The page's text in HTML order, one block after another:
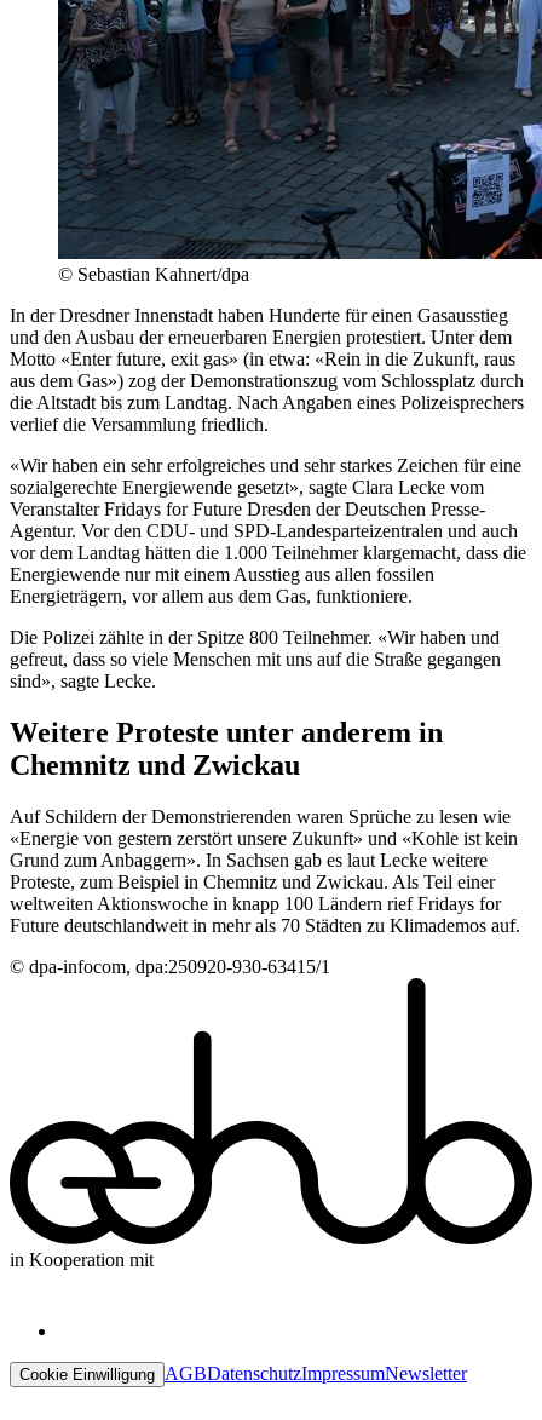
© Sebastian Kahnert/dpa
In der Dresdner Innenstadt haben Hunderte für einen Gasausstieg
und den Ausbau der erneuerbaren Energien protestiert. Unter dem
Motto «Enter future, exit gas» (in etwa: «Rein in die Zukunft, raus
aus dem Gas») zog der Demonstrationszug vom Schlossplatz durch
die Altstadt bis zum Landtag. Nach Angaben eines Polizeisprechers
verlief die Versammlung friedlich.
«Wir haben ein sehr erfolgreiches und sehr starkes Zeichen für eine
sozialgerechte Energiewende gesetzt», sagte Clara Lecke vom
Veranstalter Fridays for Future Dresden der Deutschen Presse-
Agentur. Vor den CDU- und SPD-Landesparteizentralen und auch
vor dem Landtag hätten die 1.000 Teilnehmer klargemacht, dass die
Energiewende nur mit einem Ausstieg aus allen fossilen
Energieträgern, vor allem aus dem Gas, funktioniere.
Die Polizei zählte in der Spitze 800 Teilnehmer. «Wir haben und
gefreut, dass so viele Menschen mit uns auf die Straße gegangen
sind», sagte Lecke.
Weitere Proteste unter anderem in
Chemnitz und Zwickau
Auf Schildern der Demonstrierenden waren Sprüche zu lesen wie
«Energie von gestern zerstört unsere Zukunft» und «Kohle ist kein
Grund zum Anbaggern». In Sachsen gab es laut Lecke weitere
Proteste, zum Beispiel in Chemnitz und Zwickau. Als Teil einer
weltweiten Aktionswoche in knapp 100 Ländern rief Fridays for
Future deutschlandweit in mehr als 70 Städten zu Klimademos auf.
© dpa-infocom, dpa:250920-930-63415/1
in Kooperation mit
Cookie Einwilligung AGBDatenschutzImpressumNewsletter